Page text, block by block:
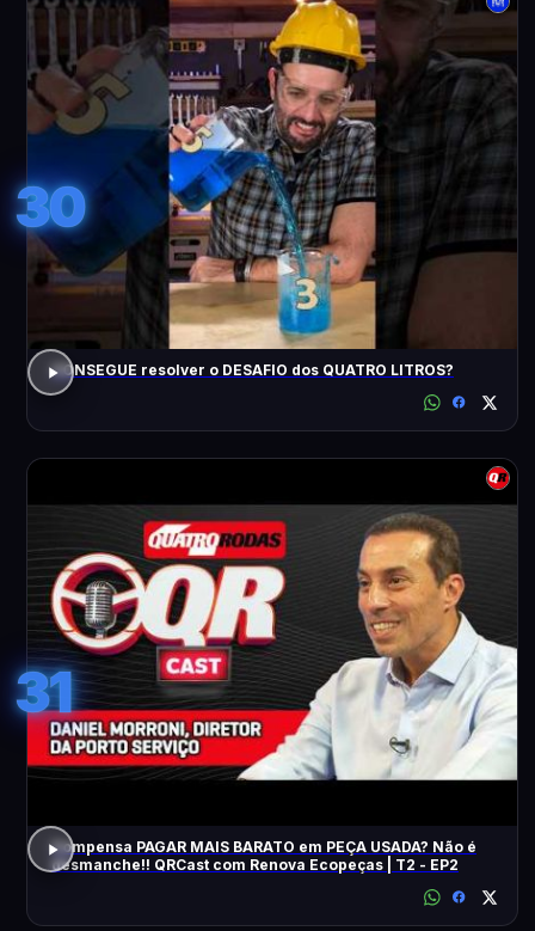
30
CONSEGUE resolver o DESAFIO dos QUATRO LITROS?
31
Compensa PAGAR MAIS BARATO em PEÇA USADA? Não é
desmanche!! QRCast com Renova Ecopeças | T2 - EP2